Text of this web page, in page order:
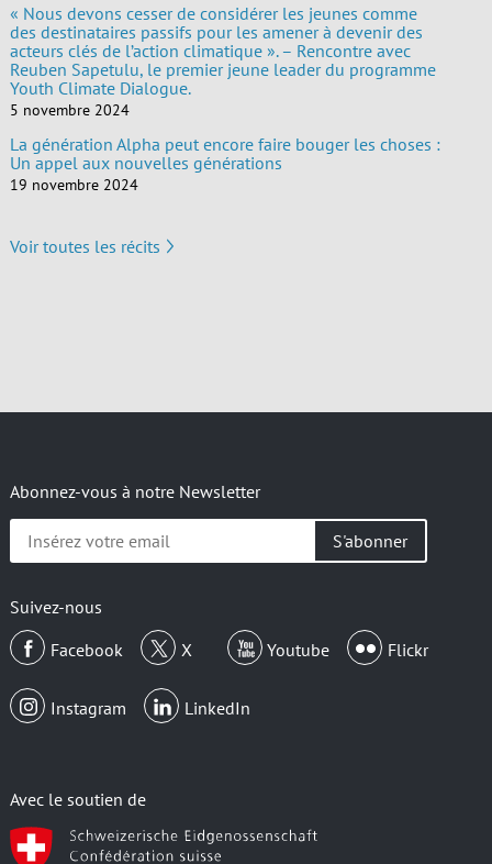
« Nous devons cesser de considérer les jeunes comme
des destinataires passifs pour les amener à devenir des
acteurs clés de l’action climatique ». – Rencontre avec
Reuben Sapetulu, le premier jeune leader du programme
Youth Climate Dialogue.
5 novembre 2024
La génération Alpha peut encore faire bouger les choses :
Un appel aux nouvelles générations
19 novembre 2024
Voir toutes les récits
Abonnez-vous à notre Newsletter
Insérez
votre
Suivez-nous
Facebook
X Youtube Flickr
Instagram LinkedIn
Avec le soutien de